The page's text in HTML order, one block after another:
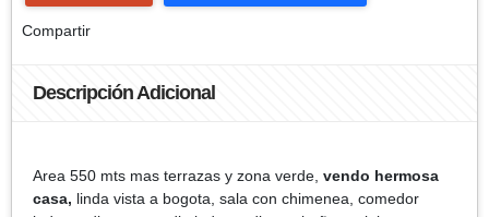
Compartir
Descripción Adicional
Area 550 mts mas terrazas y zona verde, vendo hermosa
casa, linda vista a bogota, sala con chimenea, comedor